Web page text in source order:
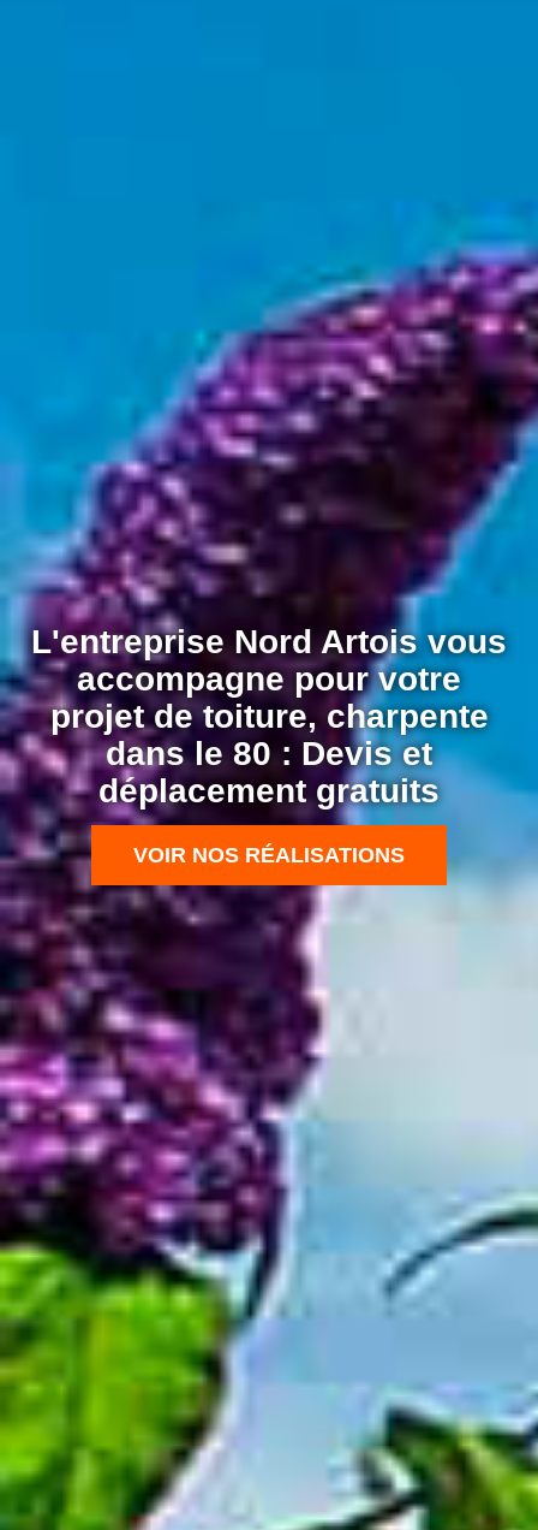
L'entreprise Nord Artois vous
accompagne pour votre
projet de toiture, charpente
dans le 80 : Devis et
déplacement gratuits
VOIR NOS RÉALISATIONS